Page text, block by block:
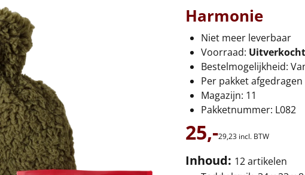
Harmonie
Niet meer leverbaar
Voorraad: Uitverkocht
Bestelmogelijkheid:
Per pakket
Magazijn: 11
Pakketnummer: L082
25,-29,23 incl. BTW
Inhoud: 12 artikelen